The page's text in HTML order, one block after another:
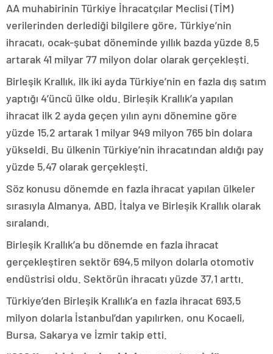
AA muhabirinin Türkiye İhracatçılar Meclisi (TİM)
verilerinden derlediği bilgilere göre, Türkiye’nin
ihracatı, ocak-şubat döneminde yıllık bazda yüzde 8,5
artarak 41 milyar 77 milyon dolar olarak gerçekleşti.
Birleşik Krallık, ilk iki ayda Türkiye’nin en fazla dış satım
yaptığı 4’üncü ülke oldu. Birleşik Krallık’a yapılan
ihracat ilk 2 ayda geçen yılın aynı dönemine göre
yüzde 15,2 artarak 1 milyar 949 milyon 765 bin dolara
yükseldi. Bu ülkenin Türkiye’nin ihracatından aldığı pay
yüzde 5,47 olarak gerçekleşti.
Söz konusu dönemde en fazla ihracat yapılan ülkeler
sırasıyla Almanya, ABD, İtalya ve Birleşik Krallık olarak
sıralandı.
Birleşik Krallık’a bu dönemde en fazla ihracat
gerçekleştiren sektör 694,5 milyon dolarla otomotiv
endüstrisi oldu. Sektörün ihracatı yüzde 37,1 arttı.
Türkiye’den Birleşik Krallık’a en fazla ihracat 693,5
milyon dolarla İstanbul’dan yapılırken, onu Kocaeli,
Bursa, Sakarya ve İzmir takip etti.